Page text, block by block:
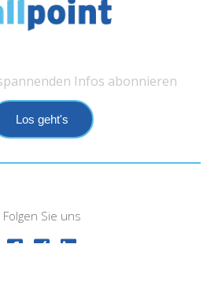
Infos abonnieren
Los geht's
Folgen Sie uns